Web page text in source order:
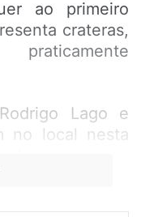
ao primeiro
crateras,
Lago e
no local nesta
pelo ralo em